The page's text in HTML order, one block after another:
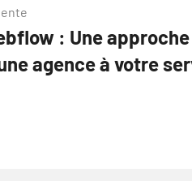
: Une
agence à votre